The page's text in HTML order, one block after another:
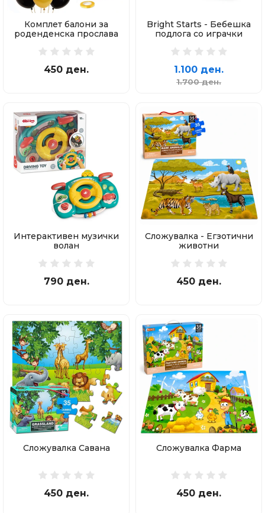
Комплет балони за
роденденска прослава
450 ден.
Bright Starts - Бебешка
подлога со играчки
1.100 ден.
1.700 ден.
Интерактивен музички
волан
790 ден.
Сложувалка - Егзотични
животни
450 ден.
Сложувалка Савана
450 ден.
Сложувалка Фарма
450 ден.